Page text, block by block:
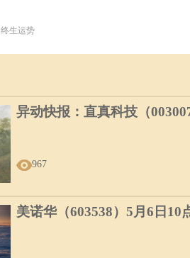
终生运势
异动快报：直真科技（
967
美诺华（603538）5月6日10